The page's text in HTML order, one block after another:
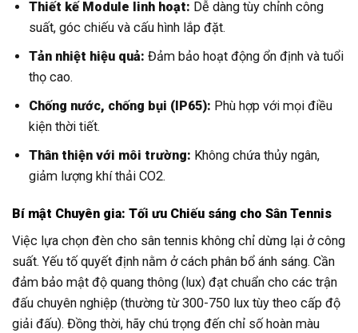
Thiết kế Module linh hoạt: Dễ dàng tùy chỉnh công
suất, góc chiếu và cấu hình lắp đặt.
Tản nhiệt hiệu quả: Đảm bảo hoạt động ổn định và tuổi
thọ cao.
Chống nước, chống bụi (IP65): Phù hợp với mọi điều
kiện thời tiết.
Thân thiện với môi trường: Không chứa thủy ngân,
giảm lượng khí thải CO2.
Bí mật Chuyên gia: Tối ưu Chiếu sáng cho Sân Tennis
Việc lựa chọn đèn cho sân tennis không chỉ dừng lại ở công
suất. Yếu tố quyết định nằm ở cách phân bổ ánh sáng. Cần
đảm bảo mật độ quang thông (lux) đạt chuẩn cho các trận
đấu chuyên nghiệp (thường từ 300-750 lux tùy theo cấp độ
giải đấu). Đồng thời, hãy chú trọng đến chỉ số hoàn màu